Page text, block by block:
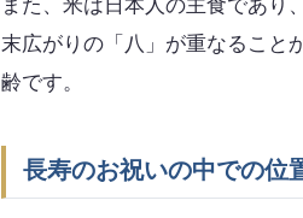
また、米は日本人の主食であり
末広がりの「八」が重なること
齢です。
長寿のお祝いの中での位